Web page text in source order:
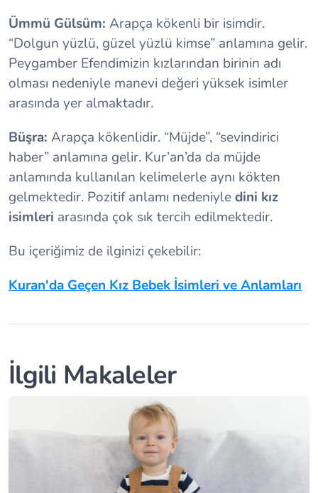
Ümmü Gülsüm: Arapça kökenli bir isimdir.
“Dolgun yüzlü, güzel yüzlü kimse” anlamına gelir.
Peygamber Efendimizin kızlarından birinin adı
olması nedeniyle manevi değeri yüksek isimler
arasında yer almaktadır.
Büşra: Arapça kökenlidir. “Müjde”, “sevindirici
haber” anlamına gelir. Kur’an’da da müjde
anlamında kullanılan kelimelerle aynı kökten
gelmektedir. Pozitif anlamı nedeniyledini kız
isimleri arasında çok sık tercih edilmektedir.
Bu içeriğimiz de ilginizi çekebilir:
Kuran'da Geçen Kız Bebek İsimleri ve Anlamları
İlgili Makaleler